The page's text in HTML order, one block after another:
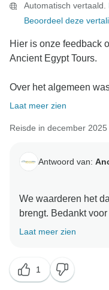
Automatisch vertaald.
Beoordeel deze
Hier is onze feedback
Ancient Egypt Tours.
Over het algemeen
Laat meer zien
Reisde in december 2025
Antwoord van:
We waarderen het
brengt. Bedankt
delen. Het spijt ons
gebeurt.
Laat meer zien
1